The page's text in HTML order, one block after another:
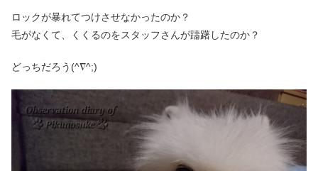
ロックが暴れてつけさせなかったのか？
毛がなくて、くくるのをスタッフさんが躊躇したのか？
どっちだろう(^∇^;)